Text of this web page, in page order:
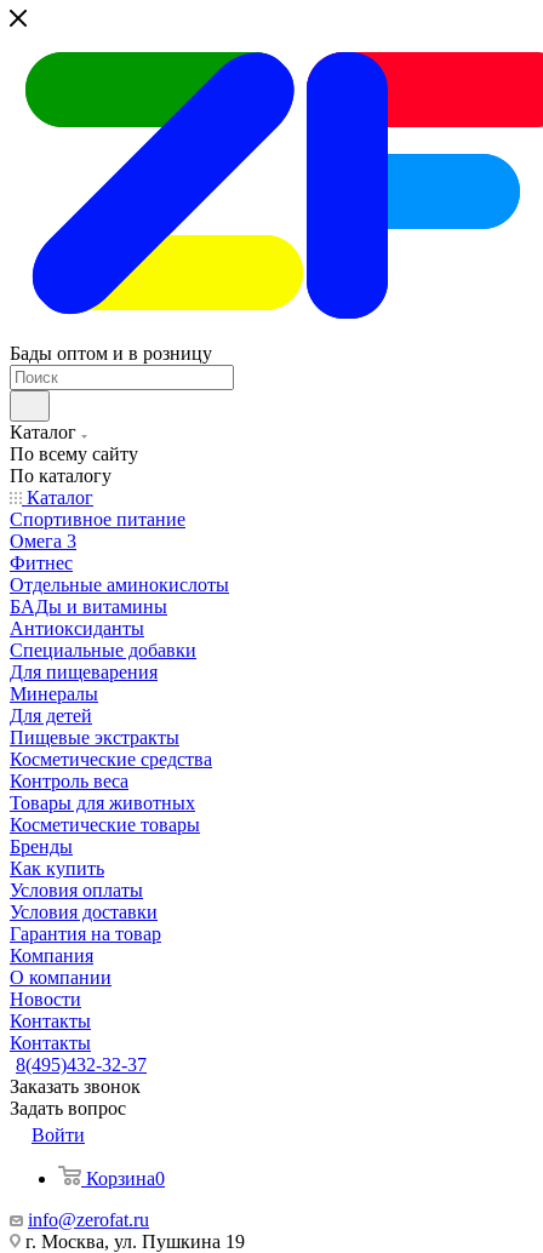
Бады оптом и в розницу
Каталог
По всему сайту
По каталогу
Каталог
Спортивное питание
Омега 3
Фитнес
Отдельные аминокислоты
БАДы и витамины
Антиоксиданты
Специальные добавки
Для пищеварения
Минералы
Для детей
Пищевые экстракты
Косметические средства
Контроль веса
Товары для животных
Косметические товары
Бренды
Как купить
Условия оплаты
Условия доставки
Гарантия на товар
Компания
О компании
Новости
Контакты
Контакты
8(495)432-32-37
Заказать звонок
Задать вопрос
Войти
Корзина0
info@zerofat.ru
г. Москва, ул. Пушкина 19